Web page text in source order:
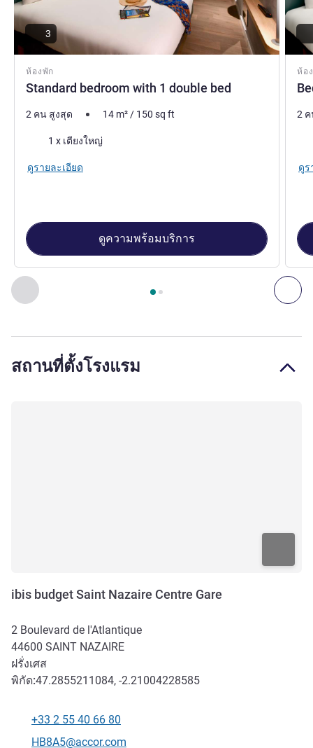
ก่อนหน้า - ห้องพัก ถั
หน้า1 , ห้องพัก 1 : Standard bedroom with 1 double
ห้องพัก
Standard bedroom with 1 double bed
3
2 คน สูงสุด 14 m²/ 150 sq ft
เครื่องนอน
1 x เตียงใหญ่
ดูรายละเอียด
ดูความพร้อมบริการ
ห้อ
2
ดูร
สถานที่ตั้งโรงแรม
ibis budget Saint Nazaire Centre Gare
2 Boulevard de l'Atlantique
44600 SAINT NAZAIRE
ฝรั่งเศส
พิกัด:47.2855211084, -2.21004228585
โทรศัพท์
+33 2 55 40 66 80
อีเมลติดต่อ
HB8A5@accor.com